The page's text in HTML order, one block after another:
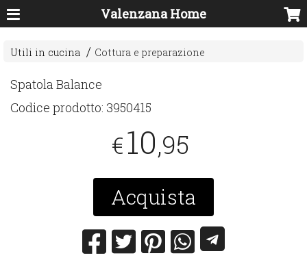
Valenzana Home
Utili in cucina Cottura e preparazione
Spatola Balance
Codice prodotto: 3950415
€10,95
Acquista